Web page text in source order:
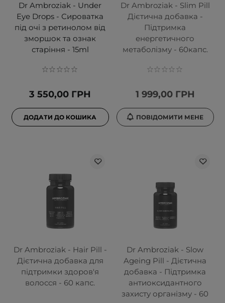
Dr Ambroziak - Under
Eye Drops - Сироватка
під очі з ретинолом від
зморшок та ознак
старіння - 15ml
3 550,00 ГРН
ДОДАТИ ДО КОШИКА
Dr Ambroziak - Slim Pill
Дієтична добавка -
Підтримка
енергетичного
метаболізму - 60капс.
1 999,00 ГРН
ПОВІДОМИТИ МЕНЕ
Dr Ambroziak - Hair Pill -
Дієтична добавка для
підтримки здоров'я
волосся - 60 капс.
Dr Ambroziak - Slow
Ageing Pill - Дієтична
добавка - Підтримка
антиоксидантного
захисту організму - 60